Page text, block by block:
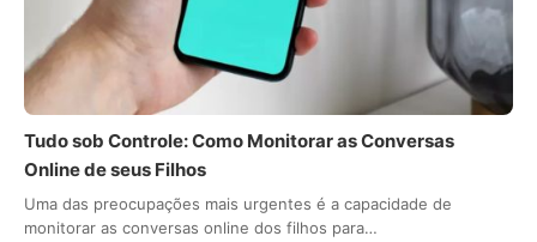
Tudo sob Controle: Como Monitorar as Conversas
Online de seus Filhos
Uma das preocupações mais urgentes é a capacidade de
monitorar as conversas online dos filhos para…